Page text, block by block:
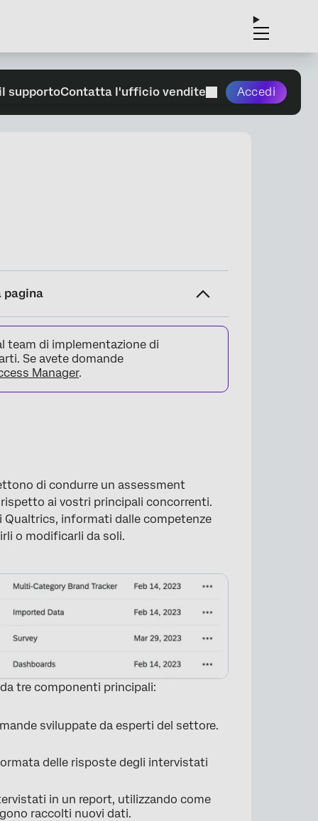
supportoContatta l'ufficio vendite Accedi
pagina
team di implementazione di
Se avete domande
Manager.
di condurre un assessment
ai vostri principali concorrenti.
Qualtrics, informati dalle competenze
o modificarli da soli.
tre componenti principali:
sviluppate da esperti del settore.
delle risposte degli intervistati
in un report, utilizzando come
raccolti nuovi dati.